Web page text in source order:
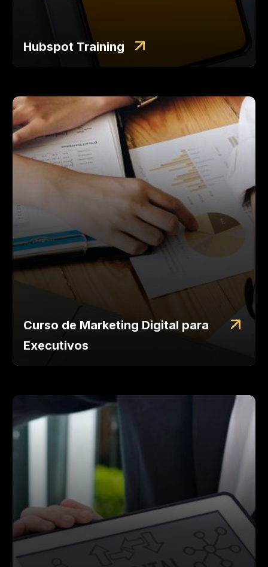
Hubspot Training
Curso de Marketing Digital para
Executivos